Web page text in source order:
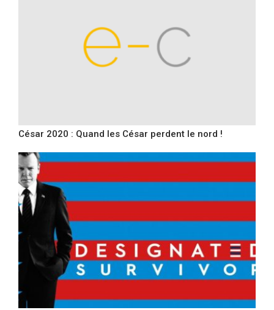
César 2020 : Quand les César perdent le nord !